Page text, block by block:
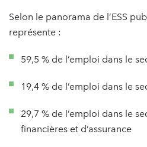
Selon le panorama de l’ESS
représente :
59,5 % de l’emploi dans le
19,4 % de l’emploi dans le
29,7 % de l’emploi dans le
financières et d’assurance